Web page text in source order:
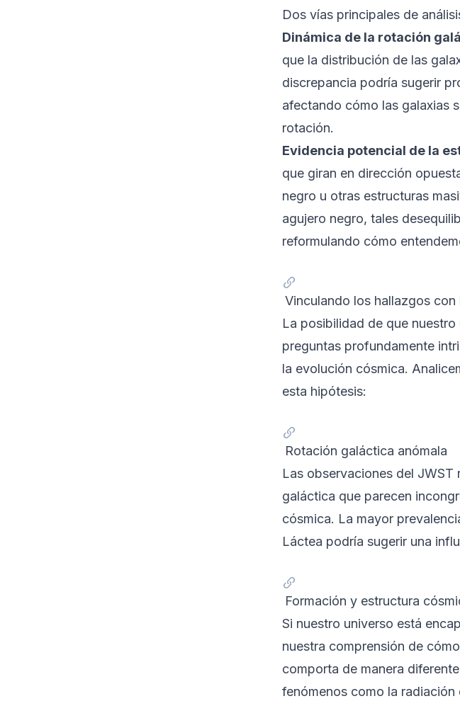
Dos vías principales de
Dinámica de la rotación
que la distribución de las
discrepancia podría sugerir
afectando cómo las galaxias
rotación.
Evidencia potencial de la
que giran en dirección
negro u otras estructuras
agujero negro, tales
reformulando cómo
Vinculando los hallazgos
La posibilidad de que
preguntas profundamente
la evolución cósmica.
esta hipótesis:
Rotación galáctica anómala
Las observaciones del
galáctica que parecen
cósmica. La mayor
Láctea podría sugerir una
Formación y estructura
Si nuestro universo está
nuestra comprensión de
comporta de manera
fenómenos como la